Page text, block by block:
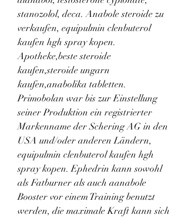
stanozolol, deca. Anabole steroide zu
verkaufen, equipulmin clenbuterol
kaufen hgh spray kopen.
Apotheke,beste steroide
kaufen,steroide ungarn
kaufen,anabolika tabletten.
Primobolan war bis zur Einstellung
seiner Produktion ein registrierter
Markenname der Schering AG in den
USA und/oder anderen Ländern,
equipulmin clenbuterol kaufen hgh
spray kopen. Ephedrin kann sowohl
als Fatburner als auch aanabole
Booster vor einem Training benutzt
werden, die maximale Kraft kann sich